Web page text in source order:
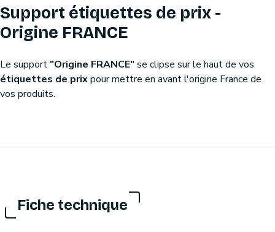
Support étiquettes de prix -
Origine FRANCE
Le support"Origine FRANCE"se clipse sur le haut de vos
étiquettes de prixpour mettre en avant l'origine France de
vos produits.
Fiche technique